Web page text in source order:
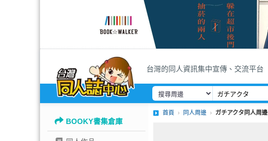
台灣的同人資訊集中宣傳、交流平台
BOOKY書集倉庫
首頁 同人周邊 ガチアクタ同人周邊